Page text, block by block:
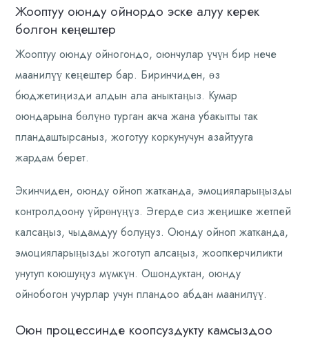
Жооптуу оюнду ойнордо эске алуу керек
болгон кеңештер
Жооптуу оюнду ойногондо, оюнчулар үчүн бир нече
маанилүү кеңештер бар. Биринчиден, өз
бюджетиңизди алдын ала аныктаңыз. Кумар
оюндарына бөлүнө турган акча жана убакытты так
пландаштырсаныз, жоготуу коркунучун азайтууга
жардам берет.
Экинчиден, оюнду ойноп жатканда, эмоцияларыңызды
контролдоону үйрөнүңүз. Эгерде сиз жеңишке жетпей
калсаңыз, чыдамдуу болуңуз. Оюнду ойноп жатканда,
эмоцияларыңызды жоготуп алсаңыз, жоопкерчиликти
унутуп коюшуңуз мүмкүн. Ошондуктан, оюнду
ойнобогон учурлар учун пландоо абдан маанилүү.
Оюн процессинде коопсуздукту камсыздоо